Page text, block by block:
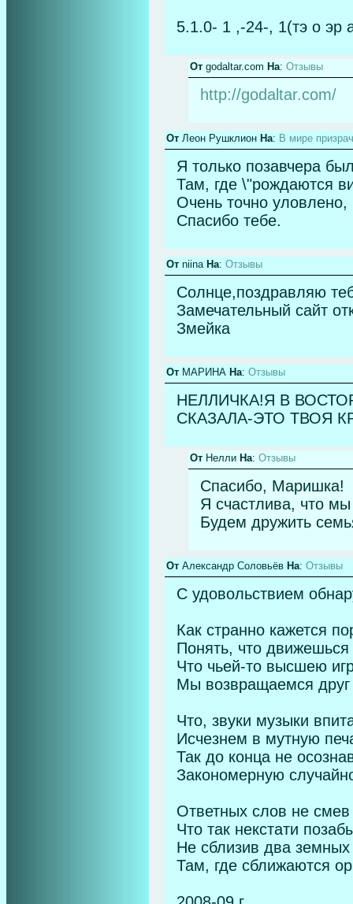
5.1.0- 1 ,-24-, 1(тэ о эр
От godaltar.com На: Отзывы
http://godaltar.com/
От Леон Рушклион На: В мире
Я только позавчера
Там, где \"рождаются
Очень точно
Спасибо тебе.
От niina На: Отзывы
Солнце,поздравляю
Замечательный сайт
Змейка
От МАРИНА На: Отзывы
НЕЛЛИЧКА!Я В
СКАЗАЛА-ЭТО ТВОЯ
От Нелли На: Отзывы
Спасибо, Маришка!
Я счастлива, что
Будем дружить
От Александр Соловьёв На: Отзывы
С удовольствием
Как странно кажется
Понять, что движешься
Что чьей-то высшею
Мы возвращаемся друг
Что, звуки музыки
Исчезнем в мутную
Так до конца не
Закономерную
Ответных слов не смев
Что так некстати
Не сблизив два земных
Там, где сближаются